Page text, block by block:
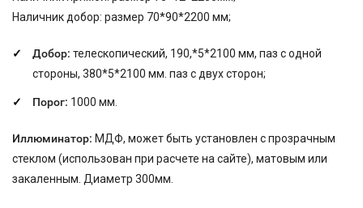
Наличник добор: размер 70*90*2200 мм;
Добор: телескопический, 190,*5*2100 мм, паз с одной
стороны, 380*5*2100 мм. паз с двух сторон;
Порог: 1000 мм.
Иллюминатор: МДФ, может быть установлен с прозрачным
стеклом (использован при расчете на сайте), матовым или
закаленным. Диаметр 300мм.